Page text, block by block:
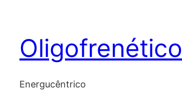
content
Oligofrenético
Energucêntrico